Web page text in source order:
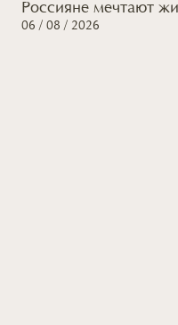
Россияне мечтают
06 / 08 / 2026